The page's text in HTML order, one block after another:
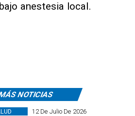
anestesia local.
NOTICIAS
12 De Julio De 2026